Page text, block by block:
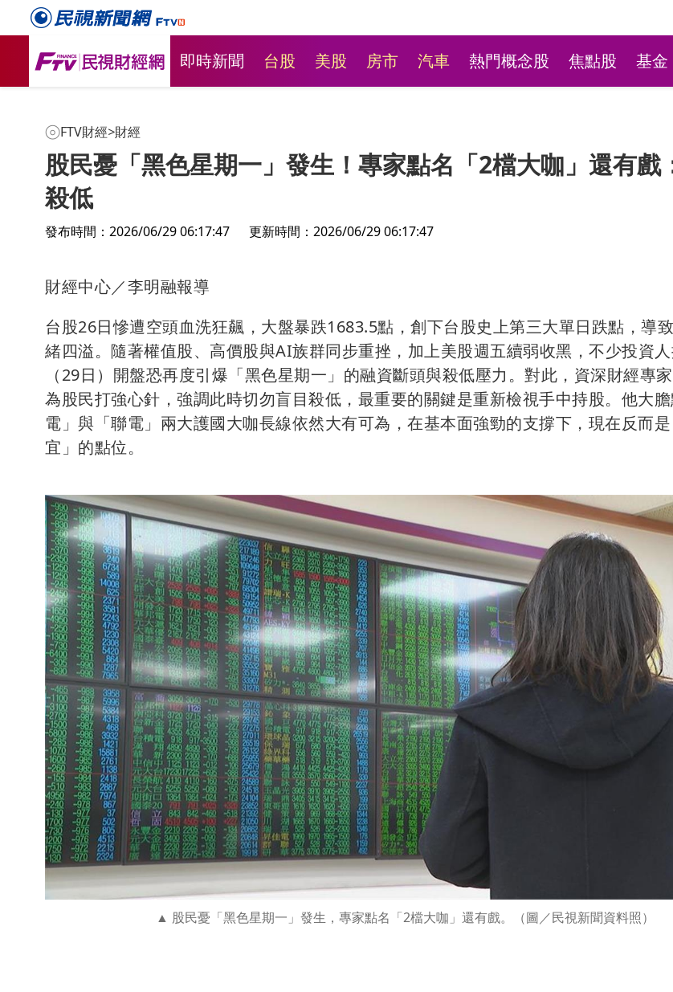
即時新聞 台股 美股 房市 汽車 熱門概念股 焦點股 基金
FTV財經>財經
股民憂「黑色星期一」發生！專家點名「2檔大咖」還有戲
殺低
發布時間：2026/06/29 06:17:47 更新時間：2026/06/29 06:17:47
財經中心／李明融報導
台股26日慘遭空頭血洗狂飆，大盤暴跌1683.5點，創下台股史上第三大單日跌點，導
緒四溢。隨著權值股、高價股與AI族群同步重挫，加上美股週五續弱收黑，不少投資
（29日）開盤恐再度引爆「黑色星期一」的融資斷頭與殺低壓力。對此，資深財經專
為股民打強心針，強調此時切勿盲目殺低，最重要的關鍵是重新檢視手中持股。他大
電」與「聯電」兩大護國大咖長線依然大有可為，在基本面強勁的支撐下，現在反而
宜」的點位。
股民憂「黑色星期一」發生，專家點名「2檔大咖」還有戲。（圖／民視新聞資料照）